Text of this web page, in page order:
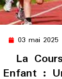
03 mai 2025
La
Enfant :